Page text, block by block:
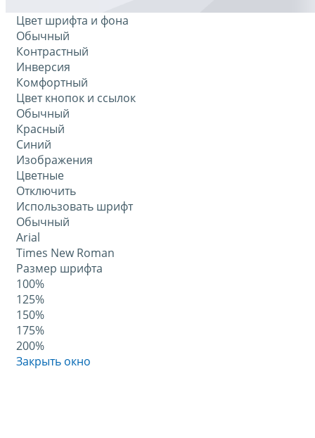
Цвет шрифта и фона
Обычный
Контрастный
Инверсия
Комфортный
Цвет кнопок и ссылок
Обычный
Красный
Синий
Изображения
Цветные
Отключить
Использовать шрифт
Обычный
Arial
Times New Roman
Размер шрифта
100%
125%
150%
175%
200%
Закрыть окно